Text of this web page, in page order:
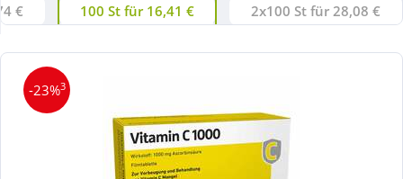
Wellness
€ 100 St für 16,41 € 2x100 St für 28,08 €
-23%3